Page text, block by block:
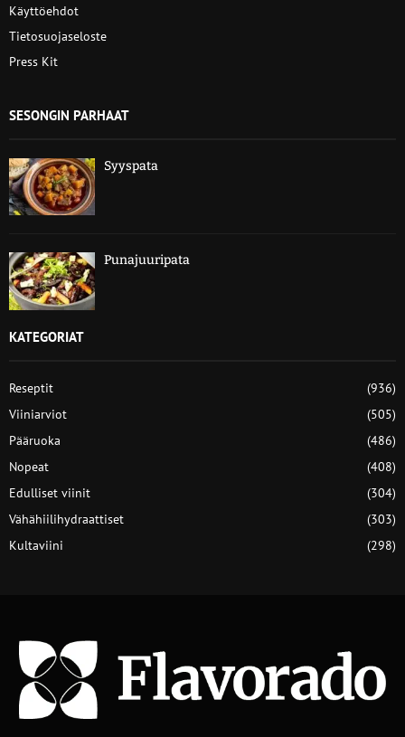
Käyttöehdot
Tietosuojaseloste
Press Kit
SESONGIN PARHAAT
Syyspata
Punajuuripata
KATEGORIAT
Reseptit
(936)
Viiniarviot
(505)
Pääruoka
(486)
Nopeat
(408)
Edulliset viinit
(304)
Vähähiilihydraattiset
(303)
Kultaviini
(298)